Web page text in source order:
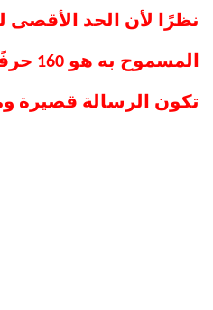
نظرًا لأن الحد الأقصى
تكون الرسالة قصيرة